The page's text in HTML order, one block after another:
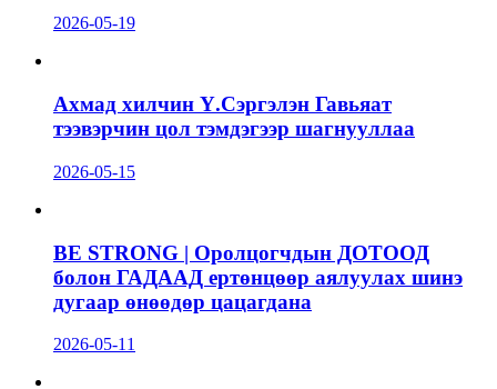
2026-05-19
Ахмад хилчин Ү.Сэргэлэн Гавьяат
тээвэрчин цол тэмдэгээр шагнууллаа
2026-05-15
BE STRONG | Оролцогчдын ДОТООД
болон ГАДААД ертөнцөөр аялуулах шинэ
дугаар өнөөдөр цацагдана
2026-05-11